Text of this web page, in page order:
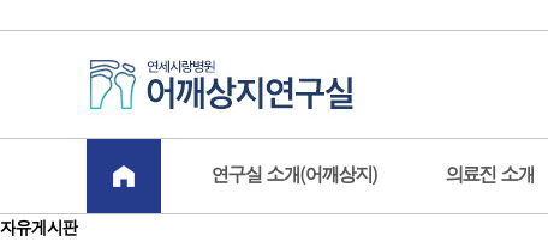
연구실 소개(어깨상지) 의료진 소개
자유게시판